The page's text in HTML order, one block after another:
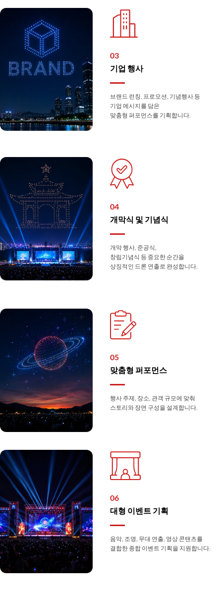
03
기업 행사
브랜드 런칭, 프로모션, 기념행사 등
기업 메시지를 담은
맞춤형 퍼포먼스를 기획합니다.
04
개막식 및 기념식
개막 행사, 준공식,
창립기념식 등 중요한 순간을
상징적인 드론 연출로 완성합니다.
05
맞춤형 퍼포먼스
행사 주제, 장소, 관객 규모에 맞춰
스토리와 장면 구성을 설계합니다.
06
대형 이벤트 기획
음악, 조명, 무대 연출, 영상 콘탠츠를
결합한 종합 이벤트 기획을 지원합니다.